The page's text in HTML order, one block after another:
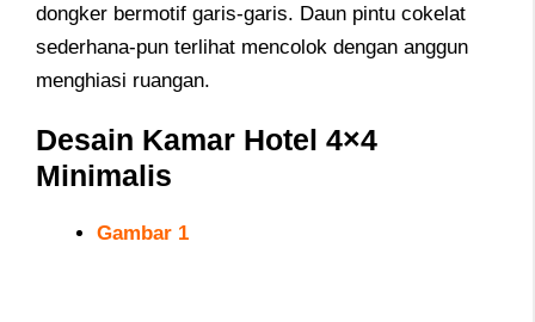
dongker bermotif garis-garis. Daun pintu cokelat
sederhana-pun terlihat mencolok dengan anggun
menghiasi ruangan.
Desain Kamar Hotel 4×4
Minimalis
Gambar 1